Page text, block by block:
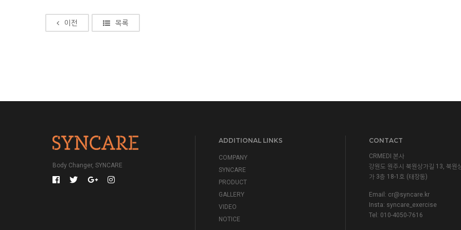
이전 목록
Body Changer, SYNCARE
ADDITIONAL LINKS
COMPANY
SYNCARE
PRODUCT
GALLERY
VIDEO
NOTICE
CONTACT
CRMEDI 본사
강원도 원주시 북원상가길 13, 북원
가 3층 18-1호 (태장동)
Email: cr@syncare.kr
Insta: syncare_exercise
Tel: 010-4050-7616